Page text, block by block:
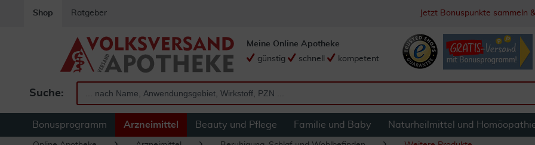
Shop Ratgeber Jetzt Bonuspunkte sammeln
Suche:
Meine Online Apotheke
günstig
schnell kompetent
Bonusprogramm Arzneimittel Beauty und Pflege Familie und Baby Naturheilmittel und